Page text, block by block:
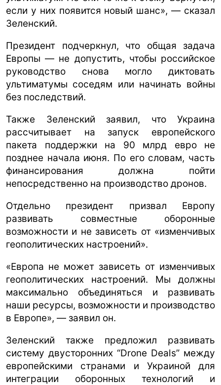
если у них появится новый шанс», — сказал
Зеленский.
Президент подчеркнул, что общая задача
Европы — не допустить, чтобы российское
руководство снова могло диктовать
ультиматумы соседям или начинать войны
без последствий.
Также Зеленский заявил, что Украина
рассчитывает на запуск европейского
пакета поддержки на 90 млрд евро не
позднее начала июня. По его словам, часть
финансирования должна пойти
непосредственно на производство дронов.
Отдельно президент призвал Европу
развивать совместные оборонные
возможности и не зависеть от «изменчивых
геополитических настроений».
«Европа не может зависеть от изменчивых
геополитических настроений. Мы должны
максимально объединяться и развивать
наши ресурсы, возможности и производство
в Европе», — заявил он.
Зеленский также предложил развивать
систему двусторонних “Drone Deals” между
европейскими странами и Украиной для
интеграции оборонных технологий и